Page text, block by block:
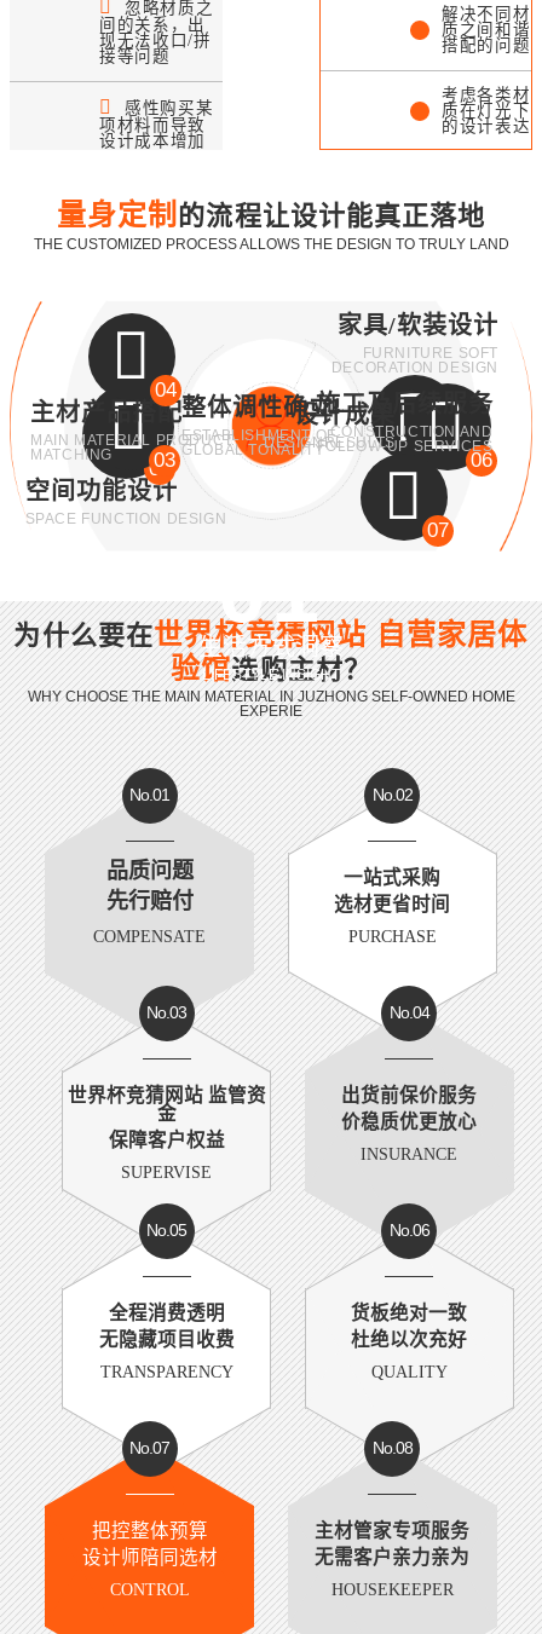
忽略材质之
间的关系，出
现无法收口/拼
接等问题
感性购买某
项材料而导致
设计成本增加
解决不同材
质之间和谐
搭配的问题
考虑各类材
质在灯光下
的设计表达
口落地处理
量身定制 的流程让设计能真正落地
THE CUSTOMIZED PROCESS ALLOWS THE DESIGN TO TRULY LAND
02
空间功能设计
SPACE FUNCTION DESIGN
03
整体调性确立
ESTABLISHMENT OF
GLOBAL TONALITY
04
主材产品搭配
MAIN MATERIAL PRODUCT
MATCHING
家具/软装设计
FURNITURE SOFT
DECORATION DESIGN
05
设计成果
DESIGNRESULTS
06
施工及后续服务
CONSTRUCTION AND
FOLLOW-UP SERVICES
07
01
生活方式洞察
LIFESTYLE INSIGHT
为什么要在世界杯竞猜网站 自营家居体
验馆选购主材？
WHY CHOOSE THE MAIN MATERIAL IN JUZHONG SELF-OWNED HOME
EXPERIE
No.01
品质问题
先行赔付
COMPENSATE
No.02
一站式采购
选材更省时间
PURCHASE
No.03
世界杯竞猜网站 监管资
金
保障客户权益
SUPERVISE
No.04
出货前保价服务
价稳质优更放心
INSURANCE
No.05
全程消费透明
无隐藏项目收费
TRANSPARENCY
No.06
货板绝对一致
杜绝以次充好
QUALITY
No.07
把控整体预算
设计师陪同选材
CONTROL
No.08
主材管家专项服务
无需客户亲力亲为
HOUSEKEEPER